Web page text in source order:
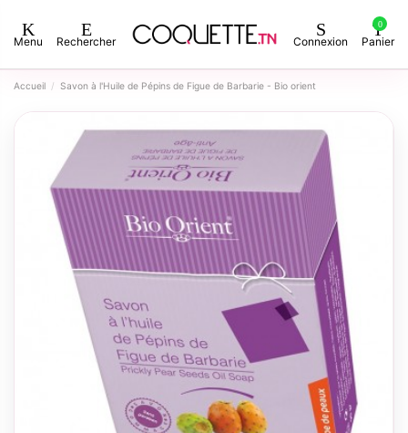
Menu Rechercher Connexion
0
Panier
Accueil Savon à l'Huile de Pépins de Figue de Barbarie - Bio orient